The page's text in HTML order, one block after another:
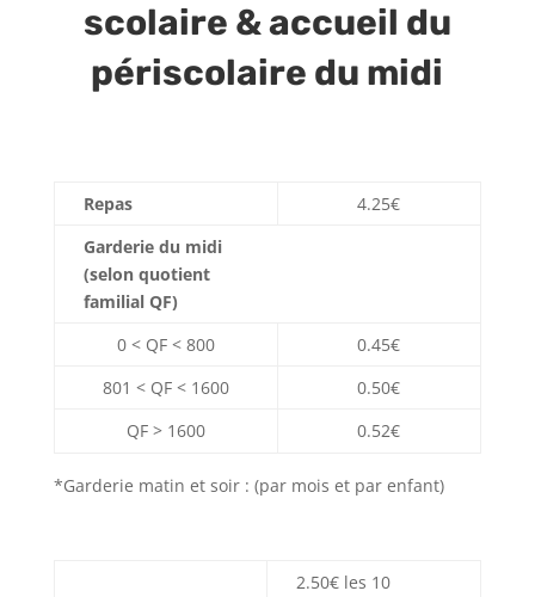
scolaire & accueil du
périscolaire du midi
Repas
4.25€
Garderie du midi
(selon quotient
familial QF)
0 < QF < 800
0.45€
801 < QF < 1600
0.50€
QF > 1600
0.52€
*Garderie matin et soir : (par mois et par enfant)
2.50€ les 10